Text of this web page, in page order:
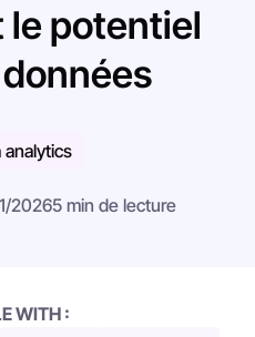
?
le potentiel
analytics
20265 min de lecture
WITH :